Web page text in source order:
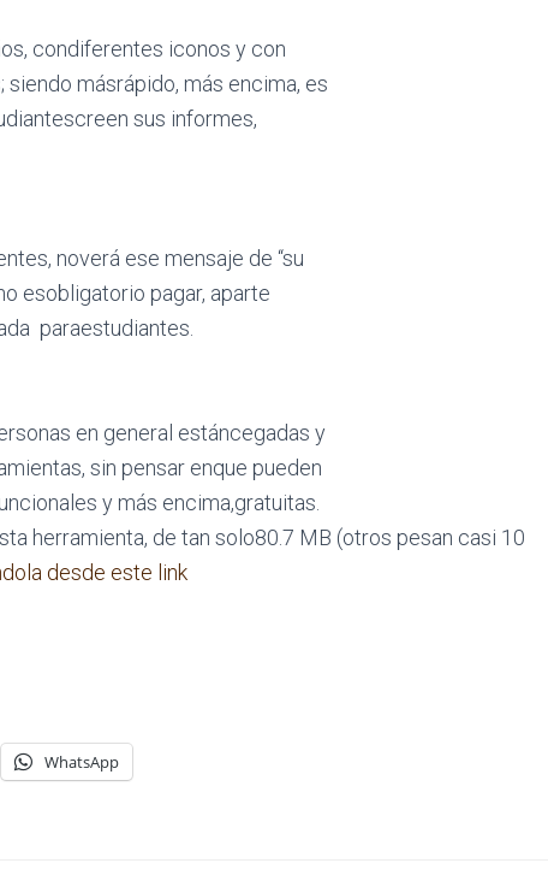
condiferentes iconos y con
másrápido, más encima, es
sus informes,
noverá ese mensaje de “su
esobligatorio pagar, aparte
paraestudiantes.
en general estáncegadas y
sin pensar enque pueden
y más encima,gratuitas.
herramienta, de tan solo80.7 MB (otros pesan casi 10
desde este link
WhatsApp